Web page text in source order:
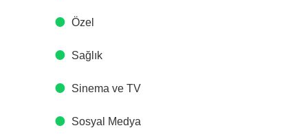
Özel
Sağlık
Sinema ve TV
Sosyal Medya